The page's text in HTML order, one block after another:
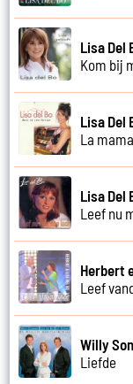
Lisa Del
Kom bij
Lisa Del
La mama
Lisa Del
Leef nu
Herbert
Leef
Willy
Liefde